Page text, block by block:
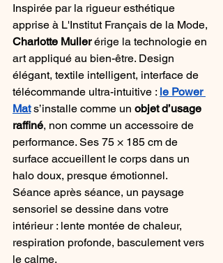
Inspirée par la rigueur esthétique
apprise à L'Institut Français de la Mode,
Charlotte Muller érige la technologie en
art appliqué au bien-être. Design
élégant, textile intelligent, interface de
télécommande ultra-intuitive : le Power
Mat s’installe comme un objet d’usage
raffiné, non comme un accessoire de
performance. Ses 75 × 185 cm de
surface accueillent le corps dans un
halo doux, presque émotionnel.
Séance après séance, un paysage
sensoriel se dessine dans votre
intérieur : lente montée de chaleur,
respiration profonde, basculement vers
le calme.